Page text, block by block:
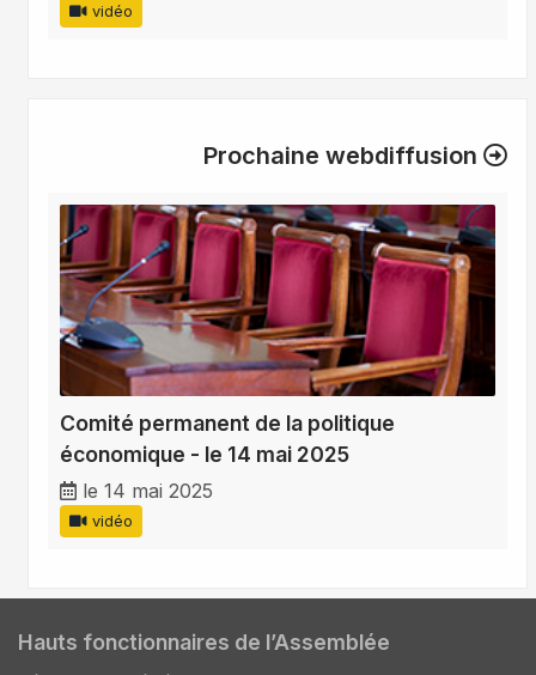
vidéo
Prochaine webdiffusion
Comité permanent de la politique
économique - le 14 mai 2025
le 14 mai 2025
vidéo
Hauts fonctionnaires de l’Assemblée